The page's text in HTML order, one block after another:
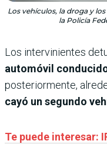
Los vehículos, la droga y
la Policía
Los intervinientes
automóvil
posteriormente,
cayó un segundo
Te puede interesar: